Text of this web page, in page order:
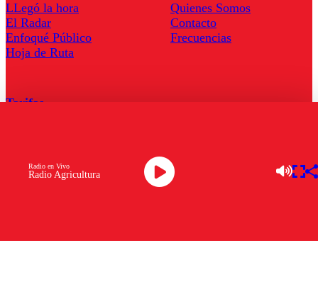
Radio Agricultura
Radio en Vivo
LLegó la hora
El Radar
Enfoqué Público
Hoja de Ruta
Quienes Somos
Contacto
Frecuencias
Tarifas
Descarga la APP